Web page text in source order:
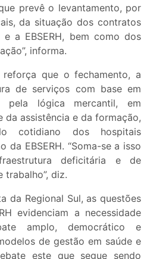
prevê o levantamento, por
da situação dos contratos
a EBSERH, bem como dos
informa.
reforça que o fechamento, a
de serviços com base em
pela lógica mercantil, em
da assistência e da formação,
cotidiano dos hospitais
da EBSERH. “Soma-se a isso
deficitária e de
trabalho”, diz.
da Regional Sul, as questões
evidenciam a necessidade
amplo, democrático e
de gestão em saúde e
este que segue sendo